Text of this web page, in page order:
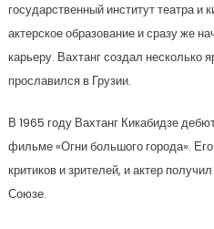
государственный институт театра и
актерское образование и сразу же
карьеру. Вахтанг создал несколько
прославился в Грузии.
В 1965 году Вахтанг Кикабидзе
фильме «Огни большого города».
критиков и зрителей, и актер
Союзе.